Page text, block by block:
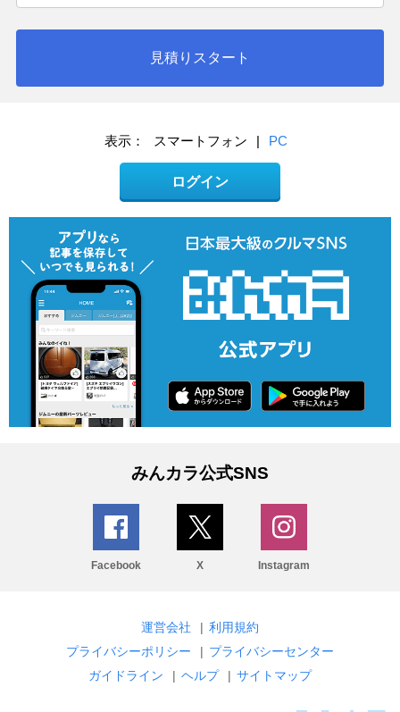
見積りスタート
表示： スマートフォン | PC
ログイン
みんカラ公式SNS
Facebook X Instagram
運営会社 | 利用規約
プライバシーポリシー
| プライバシーセンター
ガイドライン
| ヘルプ | サイトマップ